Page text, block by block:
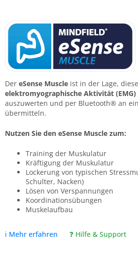
Der eSense Muscle ist in der Lage, diese
elektromyographische Aktivität (EMG)
auszuwerten und per Bluetooth® an
übermitteln.
Nutzen Sie den eSense Muscle zum:
Training der Muskulatur
Kräftigung der Muskulatur
Lockerung von typischen
Schulter, Nacken)
Lösen von Verspannungen
Koordinationsübungen
Muskelaufbau
ℹ️ Mehr erfahren ❓ Hilfe & Support